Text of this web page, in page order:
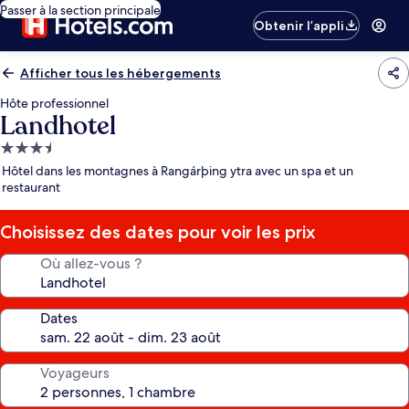
Passer à la section principale
Obtenir l’appli
Afficher tous les hébergements
Hôte professionnel
Landhotel
Hébergement
3.5 étoiles
Hôtel dans les montagnes à Rangárþing ytra avec un spa et un
restaurant
Choisissez des dates pour voir les prix
Où allez-vous ?
Dates
Voyageurs